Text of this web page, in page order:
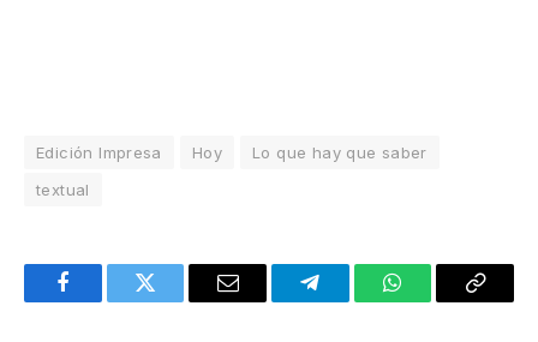
Edición Impresa Hoy
Lo que hay que saber
textual
FacebookTwitter Email TelegramWhatsAppCopy